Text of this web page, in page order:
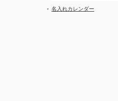
名入れカレンダー